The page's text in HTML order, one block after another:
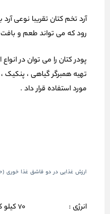
آرد تخم کتان تقریبا نوعی
رود که می تواند طعم و
پودر کتان را می توان در
تهیه همبرگر گیاهی ، پنکیک ،
مورد استفاده قرار داد .
ارزش غذایی در دو قاشق غذا خوری (حدود 13 گرم )آرد
انرژی : 70 کیلو کالری